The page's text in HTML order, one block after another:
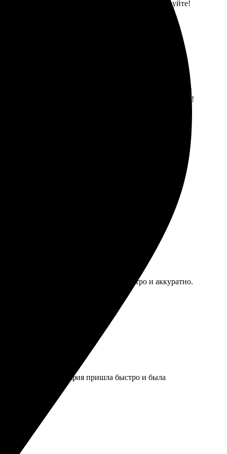
приятное, всё аккуратно упаковано. Рекомендуйте!
понятен, легко загрузила фото. Качество печати
рекомендую всем, кто хочет сохранить мгновения!
Доставка в Сочи заняла три дня. Фото вышло
и интуитивный. Сделали быстро и аккуратно.
простым. Фотография пришла быстро и была